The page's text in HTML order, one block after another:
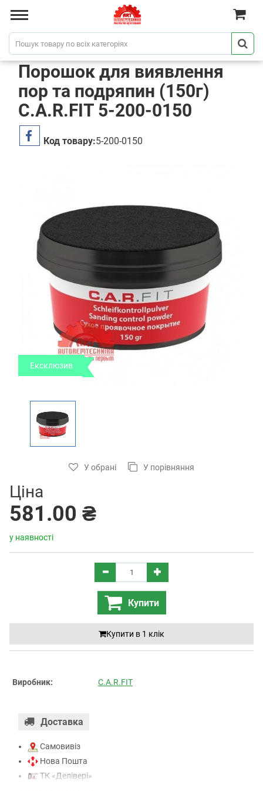
Порошок для виявлення
пор та подряпин (150г)
C.A.R.FIT 5-200-0150
Код товару:5-200-0150
Ексклюзив
У обрані У порівняння
Ціна
581.00 ₴
у наявності
Купити
Купити в 1 клiк
Виробник: C.A.R.FIT
Доставка
Самовивіз
Нова Пошта
ТК «Делівері»